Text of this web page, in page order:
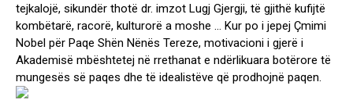
tejkalojë, sikundër thotë dr. imzot Lugj Gjergji, të gjithë kufijtë
kombëtarë, racorë, kulturorë a moshe … Kur po i jepej Çmimi
Nobel për Paqe Shën Nënës Tereze, motivacioni i gjerë i
Akademisë mbështetej në rrethanat e ndërlikuara botërore të
mungesës së paqes dhe të idealistëve që prodhojnë paqen.